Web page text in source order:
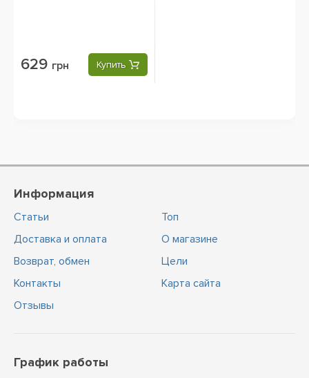
629 грн Купить
Информация
Статьи
Доставка и оплата
Возврат, обмен
Контакты
Отзывы
Топ
О магазине
Цели
Карта сайта
График работы